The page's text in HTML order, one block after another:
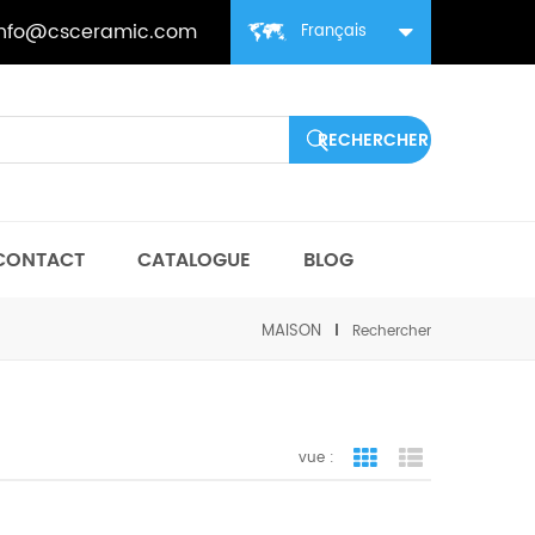
Français
CATALOGUE BLOG
MAISON Rechercher
vue : vue de la grille